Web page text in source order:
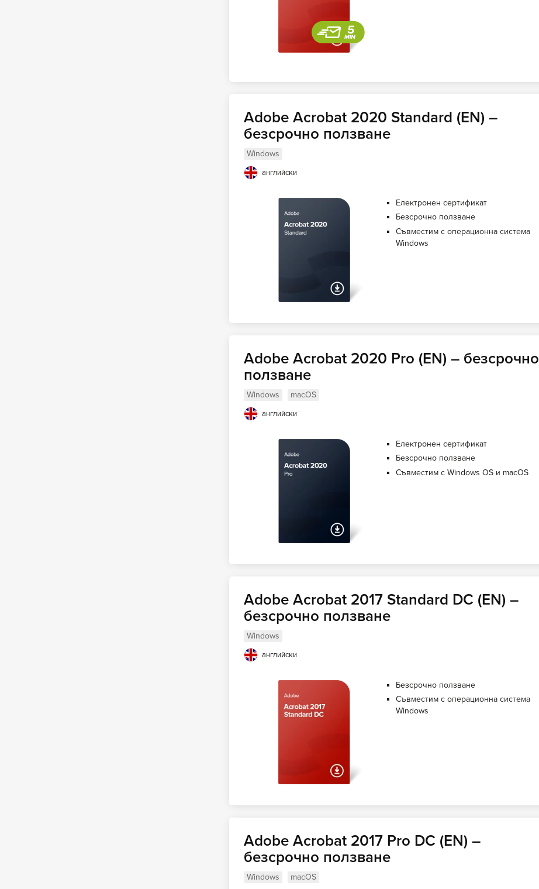
Adobe Acrobat 2020 Standard (EN) –
безсрочно ползване
Windows
английски
Електронен сертификат
Безсрочно ползване
Съвместим с операционна система
Windows
Adobe Acrobat 2020 Pro (EN) – безсрочно
ползване
Windows macOS
английски
Електронен сертификат
Безсрочно ползване
Съвместим с Windows OS и macOS
Adobe Acrobat 2017 Standard DC (EN) –
безсрочно ползване
Windows
английски
Безсрочно ползване
Съвместим с операционна система
Windows
Adobe Acrobat 2017 Pro DC (EN) –
безсрочно ползване
Windows macOS